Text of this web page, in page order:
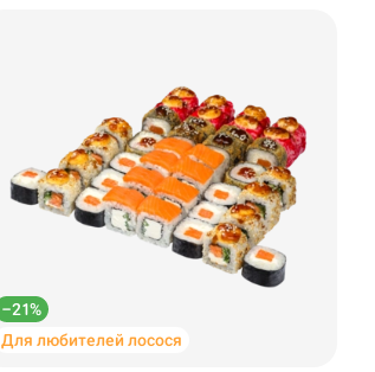
–21%
Для любителей лосося